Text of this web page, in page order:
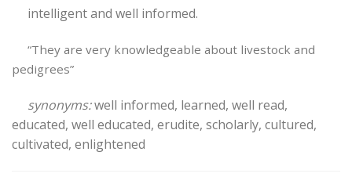
intelligent and well informed.
“They are very knowledgeable about livestock and
pedigrees”
synonyms:well informed, learned, well read,
educated, well educated, erudite, scholarly, cultured,
cultivated, enlightened